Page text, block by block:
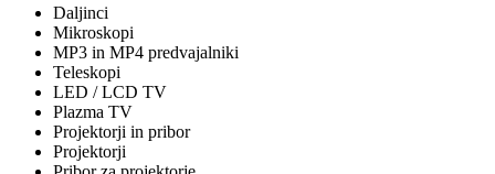
Daljinci
Mikroskopi
MP3 in MP4 predvajalniki
Teleskopi
LED / LCD TV
Plazma TV
Projektorji in pribor
Projektorji